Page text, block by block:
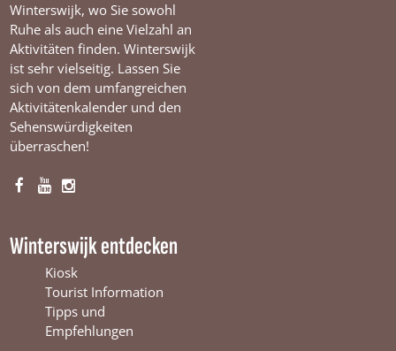
Winterswijk, wo Sie sowohl
Ruhe als auch eine Vielzahl an
Aktivitäten finden. Winterswijk
ist sehr vielseitig. Lassen Sie
sich von dem umfangreichen
Aktivitätenkalender und den
Sehenswürdigkeiten
überraschen!
F
e
Y
T
u
b
e
W
I
t
a
g
r
a
Winterswijk entdecken
Kiosk
Tourist Information
Tipps und
Empfehlungen